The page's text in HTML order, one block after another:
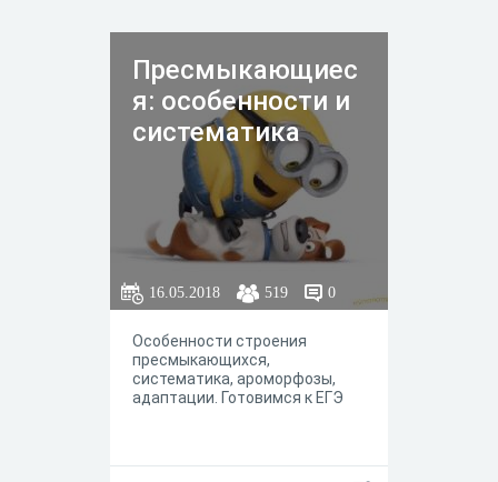
Пресмыкающиес
я: особенности и
систематика
16.05.2018 519 0
Особенности строения
пресмыкающихся,
систематика, ароморфозы,
адаптации. Готовимся к ЕГЭ